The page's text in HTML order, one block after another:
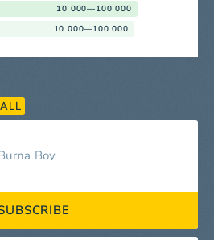
10 000—100 000
10 000—100 000
Boy